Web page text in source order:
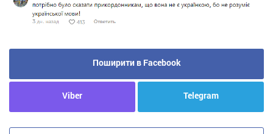
Поширити в Facebook
Viber Telegram